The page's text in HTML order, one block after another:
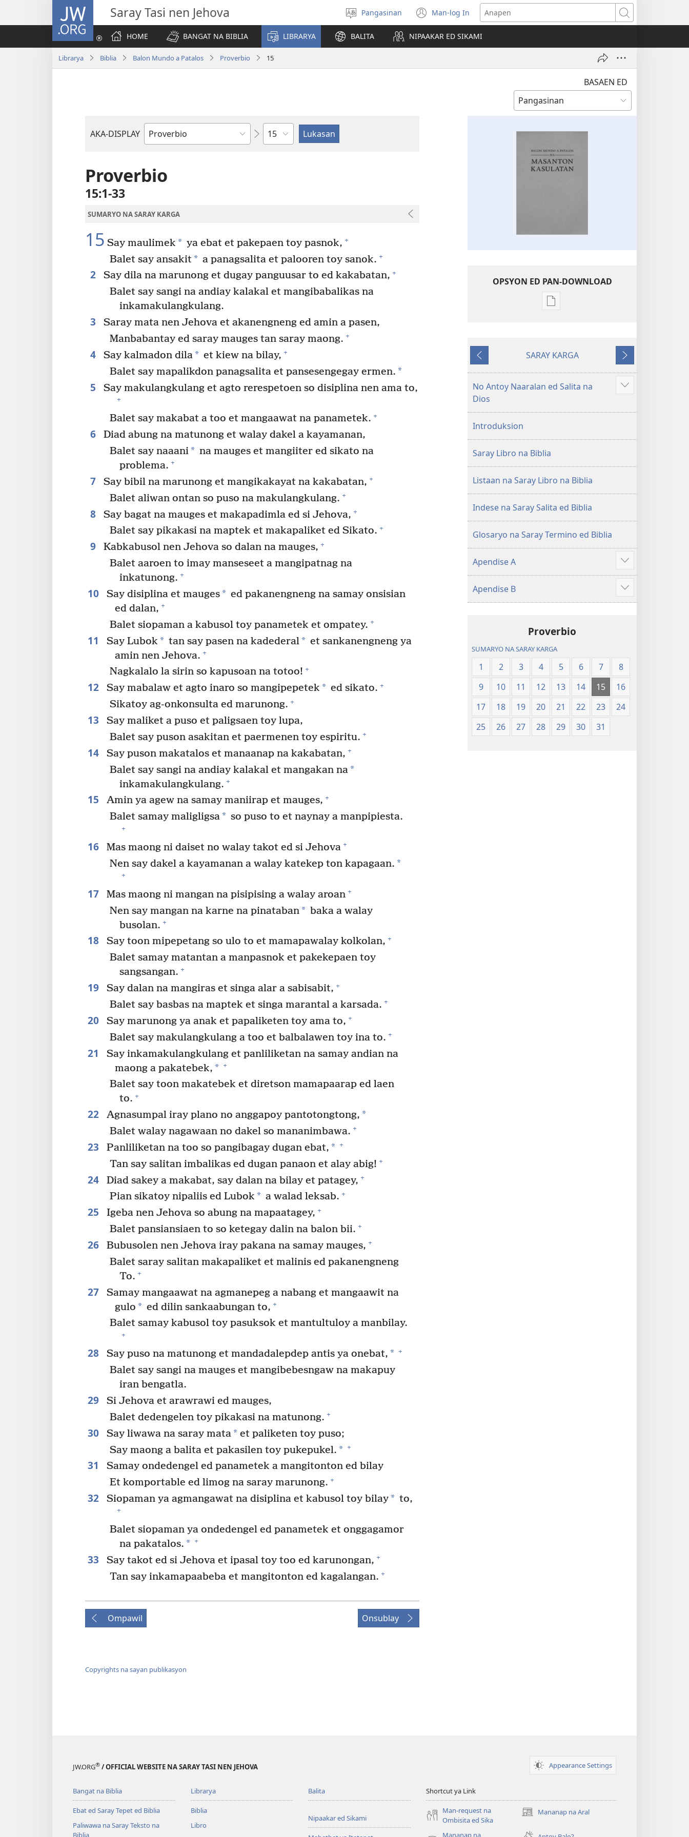
JW.ORG Saray Tasi nen Jehova
Manpili
na
Lenguahe
Pangasinan Man-log In
(opens
new
window)
Anapen
HOME
BANGAT NA BIBLIA LIBRARYA BALITA NIPAAKAR ED SIKAMI
Librarya Biblia Balon Mundo a Patalos Proverbio 15
BASAEN ED
AKA-DISPLAY
Libro
Biblia
Kapitulo
Proverbio
15:1-33
SUMARYO NA SARAY KARGA
15 Say maulimek * ya ebat et pakepaen toy pasnok, +
Balet say ansakit* a panagsalita et palooren toy sanok. +
2 Say dila na marunong et dugay panguusar to ed kakabatan, +
Balet say sangi na andiay kalakal et mangibabalikas na
inkamakulangkulang.
3
Saray mata nen Jehova et akanengneng ed amin a pasen,
Manbabantay ed saray mauges tan saray maong. +
4 Say kalmadon dila* et kiew na bilay, +
Balet say mapalikdon panagsalita et pansesengegay ermen. *
5 Say makulangkulang et agto rerespetoen so disiplina nen ama to,
+
Balet say makabat a too et mangaawat na panametek. +
6
Diad abung na matunong et walay dakel a kayamanan,
Balet say naaani* na mauges et mangiiter ed sikato na
problema. +
7 Say bibil na marunong et mangikakayat na kakabatan, +
Balet aliwan ontan so puso na makulangkulang. +
8 Say bagat na mauges et makapadimla ed si Jehova, +
Balet say pikakasi na maptek et makapaliket ed Sikato. +
9 Kabkabusol nen Jehova so dalan na mauges, +
Balet aaroen to imay manseseet a mangipatnag na
inkatunong. +
10 Say disiplina et mauges* ed pakanengneng na samay onsisian
ed dalan, +
Balet siopaman a kabusol toy panametek et ompatey. +
11 Say Lubok * tan say pasen na kadederal* et sankanengneng ya
amin nen Jehova. +
Nagkalalo la sirin so kapusoan na totoo! +
12 Say mabalaw et agto inaro so mangipepetek * ed sikato. +
Sikatoy ag-onkonsulta ed marunong. +
13
Say maliket a puso et paligsaen toy lupa,
Balet say puson asakitan et paermenen toy espiritu. +
14 Say puson makatalos et manaanap na kakabatan, +
Balet say sangi na andiay kalakal et mangakan na*
inkamakulangkulang. +
15 Amin ya agew na samay maniirap et mauges, +
Balet samay maligligsa* so puso to et naynay a manpipiesta.
+
16 Mas maong ni daiset no walay takot ed si Jehova +
Nen say dakel a kayamanan a walay katekep ton kapagaan. *
+
17 Mas maong ni mangan na pisipising a walay aroan +
Nen say mangan na karne na pinataban* baka a walay
busolan. +
18 Say toon mipepetang so ulo to et mamapawalay kolkolan, +
Balet samay matantan a manpasnok et pakekepaen toy
sangsangan. +
19 Say dalan na mangiras et singa alar a sabisabit, +
Balet say basbas na maptek et singa marantal a karsada. +
20 Say marunong ya anak et papaliketen toy ama to, +
Balet say makulangkulang a too et balbalawen toy ina to. +
21
Say inkamakulangkulang et panliliketan na samay andian na
maong a pakatebek, * +
Balet say toon makatebek et diretson mamapaarap ed laen
to. +
22 Agnasumpal iray plano no anggapoy pantotongtong, *
Balet walay nagawaan no dakel so mananimbawa. +
23 Panliliketan na too so pangibagay dugan ebat, * +
Tan say salitan imbalikas ed dugan panaon et alay abig! +
24 Diad sakey a makabat, say dalan na bilay et patagey, +
Pian sikatoy nipaliis ed Lubok * a walad leksab. +
25 Igeba nen Jehova so abung na mapaatagey, +
Balet pansiansiaen to so ketegay dalin na balon bii. +
26 Bubusolen nen Jehova iray pakana na samay mauges, +
Balet saray salitan makapaliket et malinis ed pakanengneng
To. +
27
Samay mangaawat na agmanepeg a nabang et mangaawit na
gulo * ed dilin sankaabungan to, +
Balet samay kabusol toy pasuksok et mantultuloy a manbilay.
+
28 Say puso na matunong et mandadalepdep antis ya onebat, * +
Balet say sangi na mauges et mangibebesngaw na makapuy
iran bengatla.
29
Si Jehova et arawrawi ed mauges,
Balet dedengelen toy pikakasi na matunong. +
30 Say liwawa na saray mata*et paliketen toy puso;
Say maong a balita et pakasilen toy pukepukel. * +
31
Samay ondedengel ed panametek a mangitonton ed bilay
Et komportable ed limog na saray marunong. +
32 Siopaman ya agmangawat na disiplina et kabusol toy bilay* to,
+
Balet siopaman ya ondedengel ed panametek et onggagamor
na pakatalos. * +
33 Say takot ed si Jehova et ipasal toy too ed karunongan, +
Tan say inkamapaabeba et mangitonton ed kagalangan. +
Ompawil Onsublay
Copyrights na sayan publikasyon
OPSYON ED PAN-DOWNLOAD
Opsyon
na
Balon
Mundo
Masanton
Ompawil
SARAY KARGA
Onsublay
No Antoy Naaralan ed Salita na
Dios
Aruman
ipanengneng
Introduksion
Saray Libro na Biblia
Listaan na Saray Libro na Biblia
Indese na Saray Salita ed Biblia
Glosaryo na Saray Termino ed Biblia
Apendise A
Aruman
so
ipanengneng
Apendise B
Aruman
so
Proverbio
SUMARYO NA SARAY KARGA
1 2 3 4 5 6 7
8
9
10 11 12 13 14 15
16
17
18 19 20 21 22 23
24
25
26 27 28 29 30 31
JW.ORG® / OFFICIAL WEBSITE NA SARAY TASI NEN JEHOVA Appearance Settings
Bangat na Biblia
Ebat ed Saray Tepet ed Biblia
Paliwawa na Saray Teksto na
Librarya
Biblia
Libro
Balita
Nipaakar ed Sikami
Shortcut ya Link
Man-request na
Ombisita ed Sika
Mananap na Aral
(opens